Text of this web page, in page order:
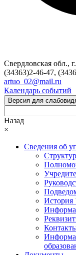
Свердловская обл.,
(34363)2-46-47,
artuo_02@mail.ru
Календарь событий
Версия для
Назад
×
Сведения об
История